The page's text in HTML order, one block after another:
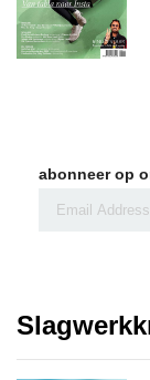
abonneer op